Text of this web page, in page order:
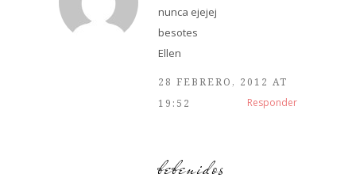
nunca ejejej
besotes
Ellen
28 FEBRERO, 2012 AT
19:52
Responder
bebenidos